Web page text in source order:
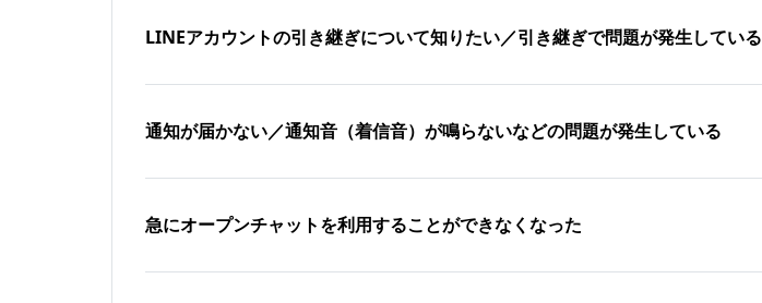
LINEアカウントの引き継ぎについて知りたい／引き継ぎで問題が発生している
通知が届かない／通知音（着信音）が鳴らないなどの問題が発生している
急にオープンチャットを利用することができなくなった